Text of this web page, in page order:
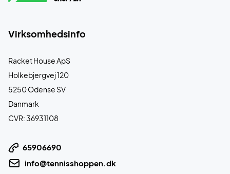
Virksomhedsinfo
Racket House ApS
Holkebjergvej 120
5250 Odense SV
Danmark
CVR: 36931108
65906690
info@tennisshoppen.dk